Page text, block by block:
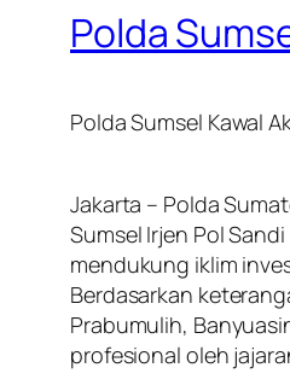
Polda
Polda Sumsel Kawal
Jakarta – Polda
Sumsel Irjen Pol
mendukung iklim
Berdasarkan
Prabumulih,
profesional oleh